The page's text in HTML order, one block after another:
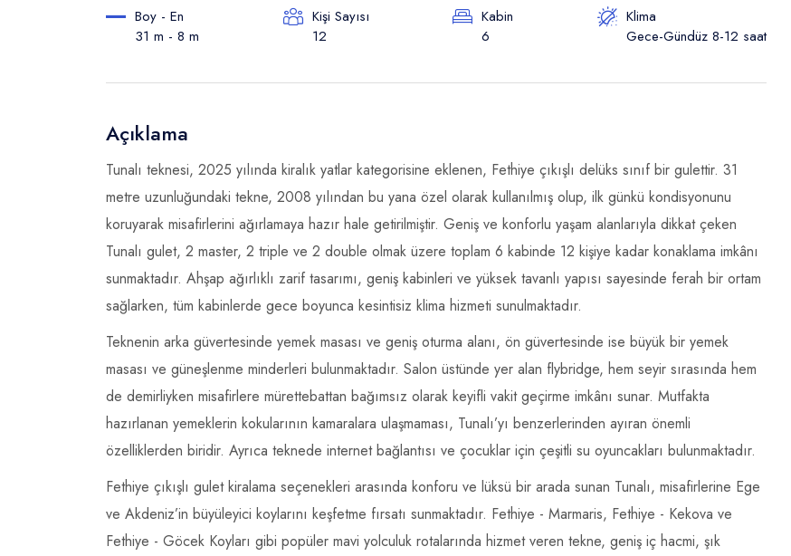
Boy - En
31 m - 8 m
Kişi Sayısı
12
Kabin
6
Klima
Gece-Gündüz 8-12 saat
Açıklama
Tunalı teknesi, 2025 yılında kiralık yatlar kategorisine eklenen, Fethiye çıkışlı delüks sınıf bir gulettir. 31
metre uzunluğundaki tekne, 2008 yılından bu yana özel olarak kullanılmış olup, ilk günkü kondisyonunu
koruyarak misafirlerini ağırlamaya hazır hale getirilmiştir. Geniş ve konforlu yaşam alanlarıyla dikkat çeken
Tunalı gulet, 2 master, 2 triple ve 2 double olmak üzere toplam 6 kabinde 12 kişiye kadar konaklama imkânı
sunmaktadır. Ahşap ağırlıklı zarif tasarımı, geniş kabinleri ve yüksek tavanlı yapısı sayesinde ferah bir ortam
sağlarken, tüm kabinlerde gece boyunca kesintisiz klima hizmeti sunulmaktadır.
Teknenin arka güvertesinde yemek masası ve geniş oturma alanı, ön güvertesinde ise büyük bir yemek
masası ve güneşlenme minderleri bulunmaktadır. Salon üstünde yer alan flybridge, hem seyir sırasında hem
de demirliyken misafirlere mürettebattan bağımsız olarak keyifli vakit geçirme imkânı sunar. Mutfakta
hazırlanan yemeklerin kokularının kamaralara ulaşmaması, Tunalı’yı benzerlerinden ayıran önemli
özelliklerden biridir. Ayrıca teknede internet bağlantısı ve çocuklar için çeşitli su oyuncakları bulunmaktadır.
Fethiye çıkışlı gulet kiralama seçenekleri arasında konforu ve lüksü bir arada sunan Tunalı, misafirlerine Ege
ve Akdeniz’in büyüleyici koylarını keşfetme fırsatı sunmaktadır. Fethiye - Marmaris, Fethiye - Kekova ve
Fethiye - Göcek Koyları gibi popüler mavi yolculuk rotalarında hizmet veren tekne, geniş iç hacmi, şık